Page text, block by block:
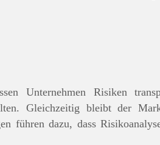
Unternehmen Risiken
Gleichzeitig bleibt der
führen dazu, dass